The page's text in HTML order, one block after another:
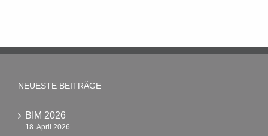
NEUESTE BEITRÄGE
BIM 2026
18. April 2026